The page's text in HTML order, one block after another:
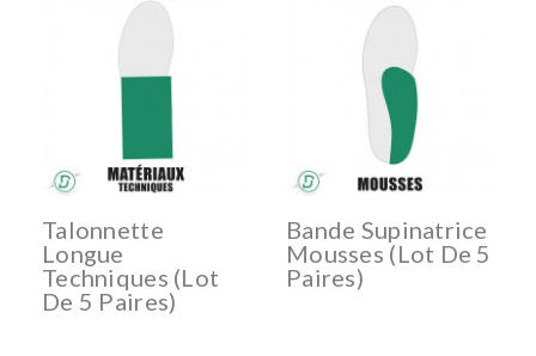
Talonnette
Longue
Techniques (lot
De 5 Paires)
Bande Supinatrice
Mousses (lot De 5
Paires)